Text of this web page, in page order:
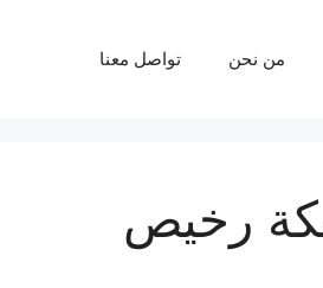
من نحن تواصل معنا
رخيص